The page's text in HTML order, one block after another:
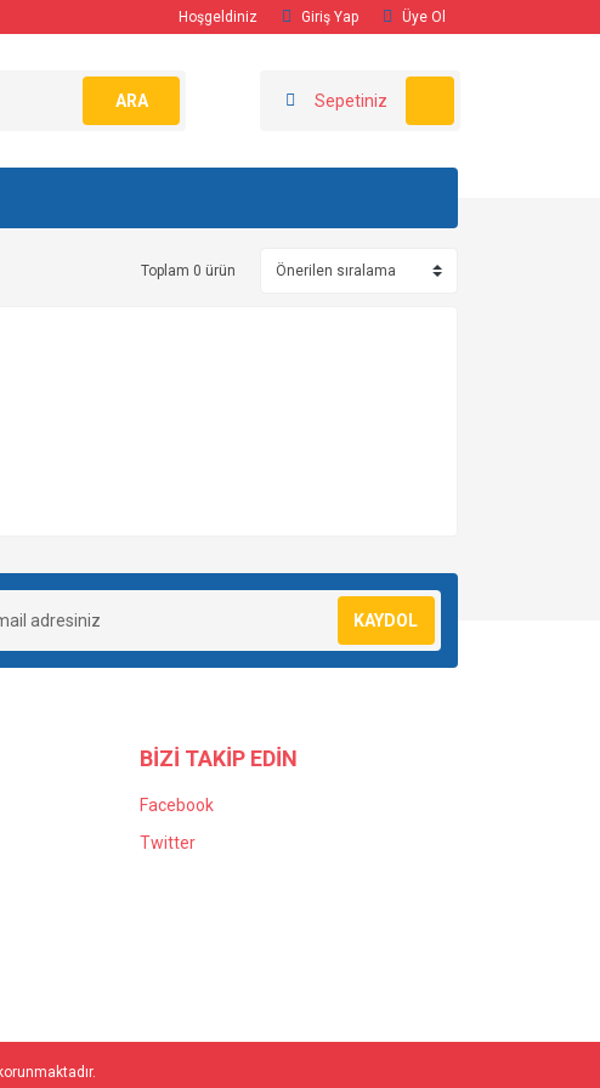
Hoşgeldiniz Giriş Yap Üye Ol
ARA Sepetiniz
Toplam 0 ürün
KAYDOL
BİZİ TAKİP EDİN
Facebook
Twitter